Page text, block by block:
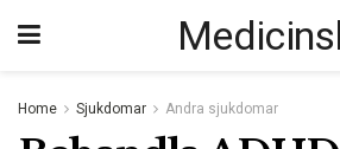
Home Sjukdomar Andra sjukdomar